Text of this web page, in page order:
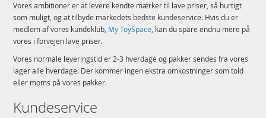
Vores ambitioner er at levere kendte mærker til lave priser, så hurtigt
som muligt, og at tilbyde markedets bedste kundeservice. Hvis du er
medlem af vores kundeklub, My ToySpace, kan du spare endnu mere på
vores i forvejen lave priser.
Vores normale leveringstid er 2-3 hverdage og pakker sendes fra vores
lager alle hverdage. Der kommer ingen ekstra omkostninger som told
eller moms på vores pakker.
Kundeservice